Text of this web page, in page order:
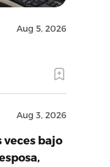
Aug 5, 2026
Aug 3, 2026
veces bajo